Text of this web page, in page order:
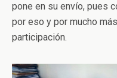
pone en su envío, pues
por eso y por mucho
participación.